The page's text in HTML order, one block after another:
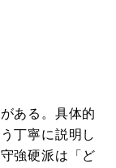
ある。具体的
丁寧に説明し
強硬派は「ど